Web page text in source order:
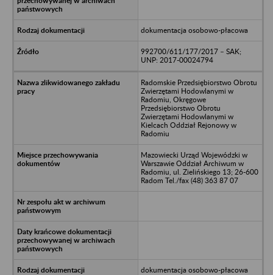
dokumentacja osobowo-płacowa
992700/611/177/2017 – SAK;
UNP: 2017-00024794
Radomskie Przedsiębiorstwo Obrotu
Zwierzętami Hodowlanymi w
Radomiu, Okręgowe
Przedsiębiorstwo Obrotu
Zwierzętami Hodowlanymi w
Kielcach Oddział Rejonowy w
Radomiu
Mazowiecki Urząd Wojewódzki w
Warszawie Oddział Archiwum w
Radomiu, ul. Zielińskiego 13; 26-600
Radom Tel./fax (48) 363 87 07
dokumentacja osobowo-płacowa